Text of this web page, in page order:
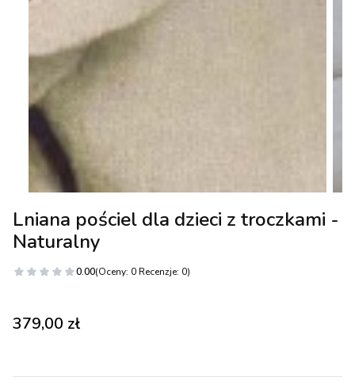
Lniana pościel dla dzieci z troczkami -
Naturalny
0.00(Oceny: 0 Recenzje: 0)
Cena
379,00 zł